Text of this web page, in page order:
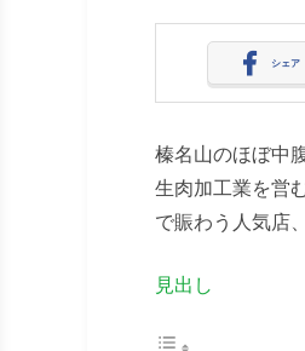
シェア
榛名山のほぼ中
生肉加工業を営
で賑わう人気店
見出し